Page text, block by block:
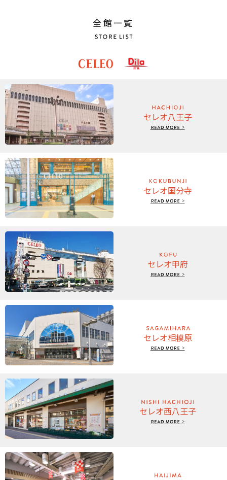
2026/08/05〜2026/08/30
コクブンクエスト～国分寺駅探求の夏～
セレオ国分寺
2026.08.04
セレオ八王子
期間: 2026/08/03〜2026/08/12
北館２階イセタンミラー前 「ワールドバザール」特別販売！
2026.08.02
セレオ国分寺
期間: 2026/08/09〜2026/08/09
【Plus member】セレオ国分寺限定！ゴールド会員さま・シルバ
ー会員さま限定ポイントアップ
2026.08.01
８月の催事カレンダー🎆
2026.08.01
nonowa 武蔵小金井
期間:2026/08/07〜2026/08/23
2026.08.01
全館一覧
セレオ八王子
セレオ国分寺
セレオ甲府
セレオ相模原
セレオ西八王子